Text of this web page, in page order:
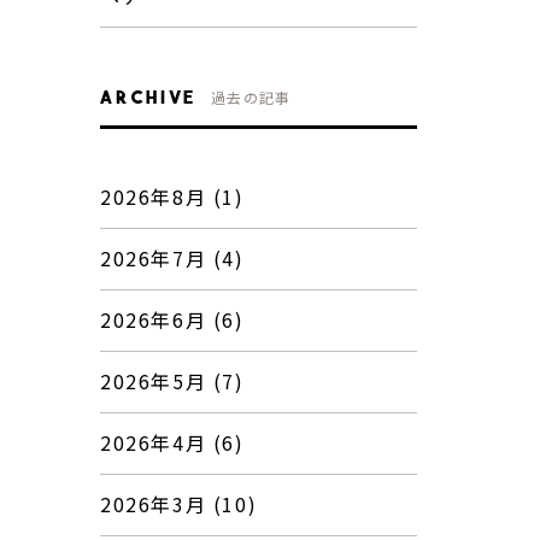
ARCHIVE 過去の記事
2026年8月 (1)
2026年7月 (4)
2026年6月 (6)
2026年5月 (7)
2026年4月 (6)
2026年3月 (10)